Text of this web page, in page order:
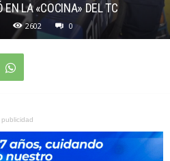
LA «COCINA» DEL TC
2602 0
publicidad